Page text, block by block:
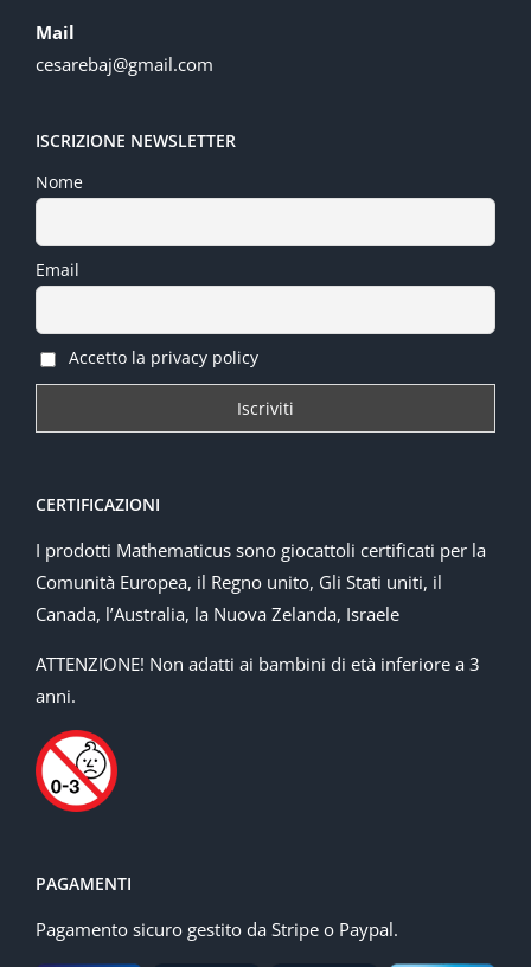
Mail
cesarebaj@gmail.com
ISCRIZIONE NEWSLETTER
Nome
Email
Accetto la privacy policy
CERTIFICAZIONI
I prodotti Mathematicus sono giocattoli certificati per la
Comunità Europea, il Regno unito, Gli Stati uniti, il
Canada, l’Australia, la Nuova Zelanda, Israele
ATTENZIONE! Non adatti ai bambini di età inferiore a 3
anni.
PAGAMENTI
Pagamento sicuro gestito da Stripe o Paypal.